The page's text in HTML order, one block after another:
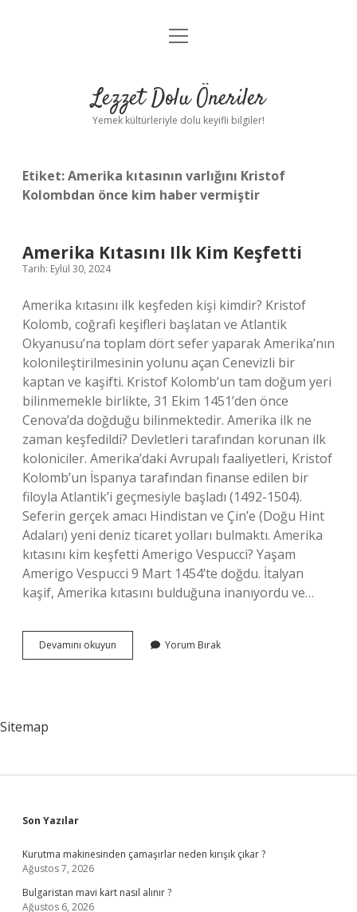
Anasayfa
Yasal Uyarı
menüyü
Lezzet Dolu Öneriler
Yemek kültürleriyle dolu keyifli bilgiler!
Etiket:Amerika kıtasının varlığını Kristof
Kolombdan önce kim haber vermiştir
Amerika Kıtasını Ilk Kim Keşfetti
Tarih: Eylül 30, 2024
Amerika kıtasını ilk keşfeden kişi kimdir? Kristof
Kolomb, coğrafi keşifleri başlatan ve Atlantik
Okyanusu’na toplam dört sefer yaparak Amerika’nın
kolonileştirilmesinin yolunu açan Cenevizli bir
kaptan ve kaşifti. Kristof Kolomb’un tam doğum yeri
bilinmemekle birlikte, 31 Ekim 1451’den önce
Cenova’da doğduğu bilinmektedir. Amerika ilk ne
zaman keşfedildi? Devletleri tarafından korunan ilk
koloniciler. Amerika’daki Avrupalı ​​faaliyetleri, Kristof
Kolomb’un İspanya tarafından finanse edilen bir
filoyla Atlantik’i geçmesiyle başladı (1492-1504).
Seferin gerçek amacı Hindistan ve Çin’e (Doğu Hint
Adaları) yeni deniz ticaret yolları bulmaktı. Amerika
kıtasını kim keşfetti Amerigo Vespucci? Yaşam
Amerigo Vespucci 9 Mart 1454’te doğdu. İtalyan
kaşif, Amerika kıtasını bulduğuna inanıyordu ve…
Devamını okuyun Amerika
Kıtasını
Yorum Bırak
Sitemap
Sidebar
Son Yazılar
Kurutma makinesinden çamaşırlar neden kırışık çıkar ?
Ağustos 7, 2026
Bulgaristan mavi kart nasıl alınır ?
Ağustos 6, 2026